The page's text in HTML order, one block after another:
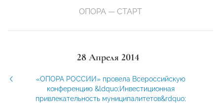
ОПОРА — СТАРТ
28 Апреля 2014
«ОПОРА РОССИИ» провела Всероссийскую
конференцию &ldquo;Инвестиционная
привлекательность муниципалитетов&rdquo;